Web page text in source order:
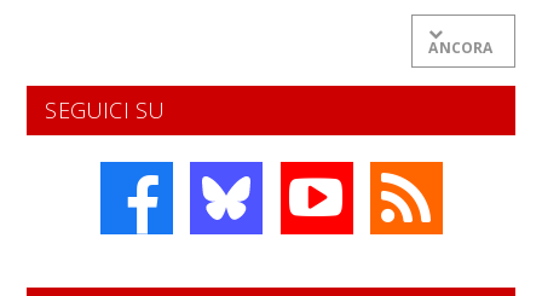
ANCORA
SEGUICI SU